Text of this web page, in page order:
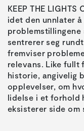
KEEP THE
idet den unnlater
sentrerer seg
fremviser
relevans. Like fullt
historie, angivelig
opplevelser, om
lidelse i et forhold
eksisterer side om